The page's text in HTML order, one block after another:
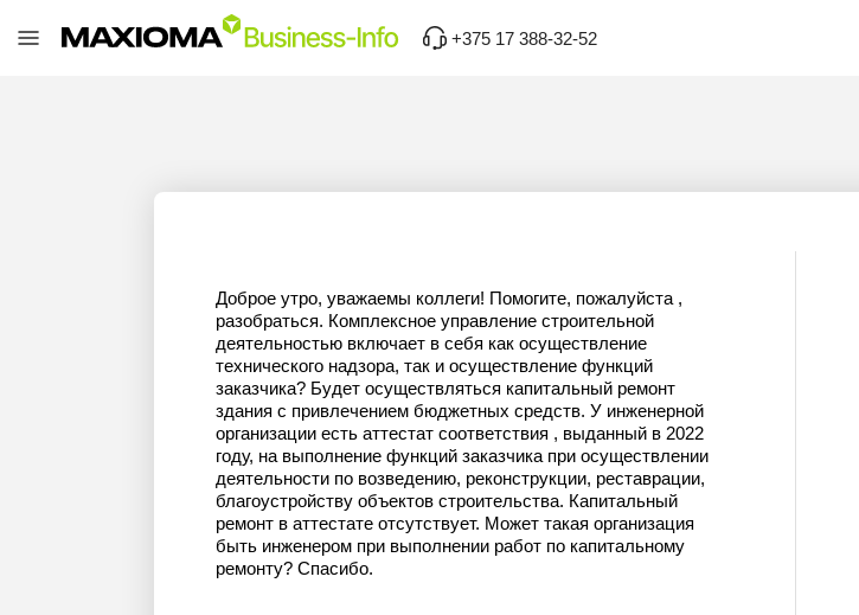
+375 17 388-32-52
Доброе утро, уважаемы коллеги! Помогите, пожалуйста ,
разобраться. Комплексное управление строительной
деятельностью включает в себя как осуществление
технического надзора, так и осуществление функций
заказчика? Будет осуществляться капитальный ремонт
здания с привлечением бюджетных средств. У инженерной
организации есть аттестат соответствия , выданный в 2022
году, на выполнение функций заказчика при осуществлении
деятельности по возведению, реконструкции, реставрации,
благоустройству объектов строительства. Капитальный
ремонт в аттестате отсутствует. Может такая организация
быть инженером при выполнении работ по капитальному
ремонту? Спасибо.